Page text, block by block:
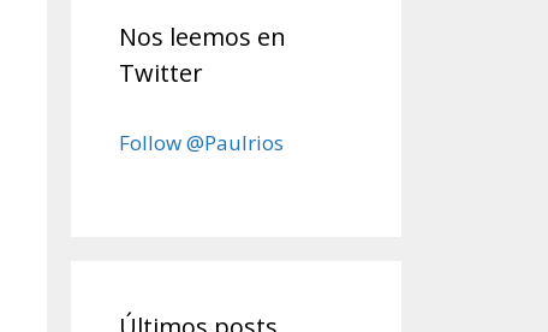
Nos leemos en
Twitter
Follow @Paulrios